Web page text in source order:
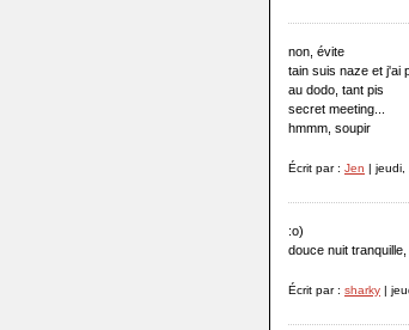
non, évite
tain suis naze et j'ai
au dodo, tant pis
secret meeting...
hmmm, soupir
Écrit par : Jen | jeudi,
:o)
douce nuit
Écrit par : sharky |